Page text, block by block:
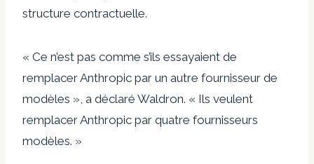
structure contractuelle.
« Ce n’est pas comme s’ils essayaient de
remplacer Anthropic par un autre fournisseur de
modèles », a déclaré Waldron. « Ils veulent
remplacer Anthropic par quatre fournisseurs
modèles. »